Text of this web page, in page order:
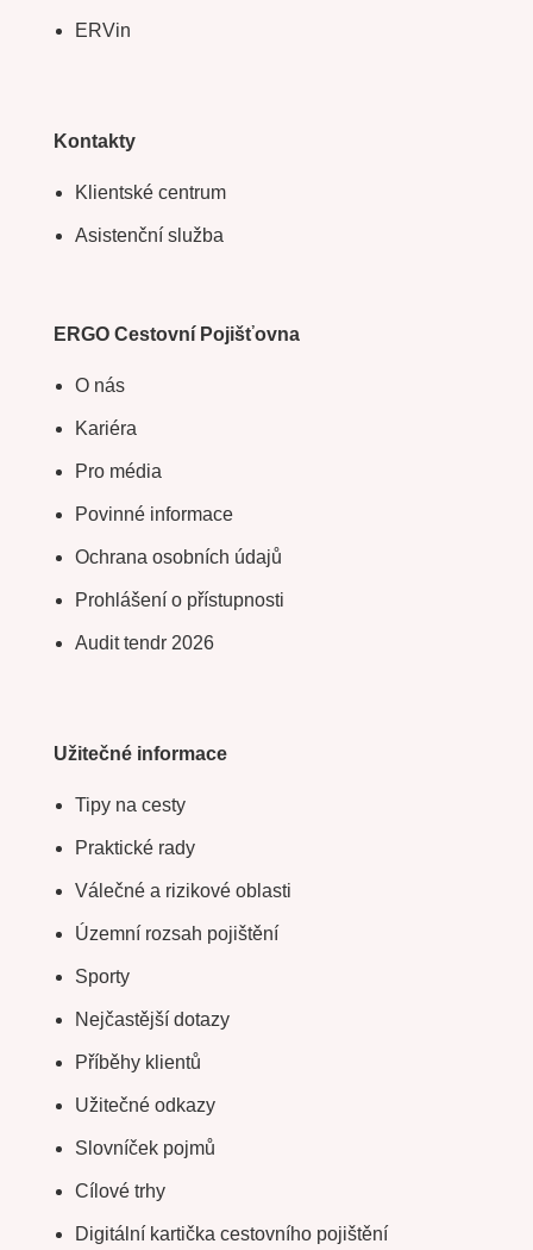
ERVin
Kontakty
Klientské centrum
Asistenční služba
ERGO Cestovní Pojišťovna
O nás
Kariéra
Pro média
Povinné informace
Ochrana osobních údajů
Prohlášení o přístupnosti
Audit tendr 2026
Užitečné informace
Tipy na cesty
Praktické rady
Válečné a rizikové oblasti
Územní rozsah pojištění
Sporty
Nejčastější dotazy
Příběhy klientů
Užitečné odkazy
Slovníček pojmů
Cílové trhy
Digitální kartička cestovního pojištění